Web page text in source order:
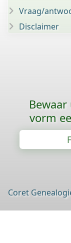
Vraag/
Disclaimer
vorm
Coret